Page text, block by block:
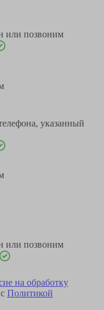
или позвоним
указанный
или позвоним
на обработку
Политикой